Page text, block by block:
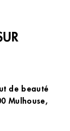
de beauté
Mulhouse,